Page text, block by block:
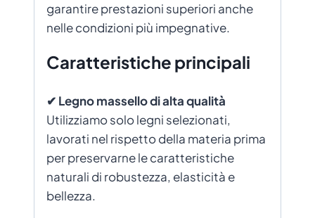
garantire prestazioni superiori anche
nelle condizioni più impegnative.
Caratteristiche principali
✔ Legno massello di alta qualità
Utilizziamo solo legni selezionati,
lavorati nel rispetto della materia prima
per preservarne le caratteristiche
naturali di robustezza, elasticità e
bellezza.